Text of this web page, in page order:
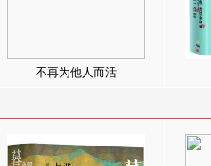
不再为他人而活